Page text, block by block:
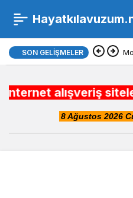
SON GELIŞMELER
alışveriş
Piyasaları panikleten
paylaşımlara